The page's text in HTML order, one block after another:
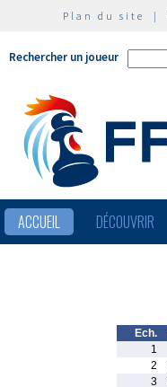
Plan du site |
Rechercher un joueur
ACCUEIL DÉCOUVRIR
Ech.
1
2
3